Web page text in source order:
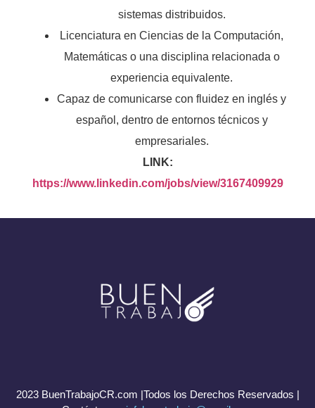
sistemas distribuidos.
Licenciatura en Ciencias de la Computación,
Matemáticas o una disciplina relacionada o
experiencia equivalente.
Capaz de comunicarse con fluidez en inglés y
español, dentro de entornos técnicos y
empresariales.
LINK:
https://www.linkedin.com/jobs/view/3167409929
2023 BuenTrabajoCR.com |Todos los Derechos Reservados |